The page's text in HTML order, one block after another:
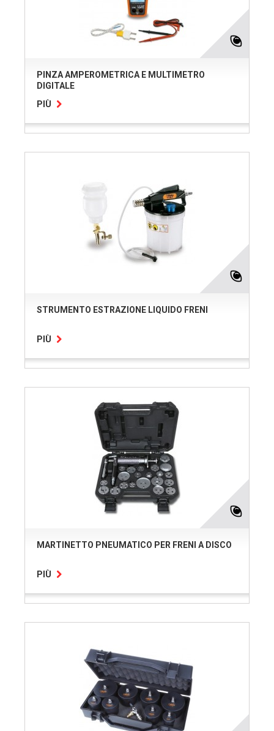
PINZA AMPEROMETRICA E MULTIMETRO
DIGITALE
PIÙ
STRUMENTO ESTRAZIONE LIQUIDO FRENI
PIÙ
MARTINETTO PNEUMATICO PER FRENI A DISCO
PIÙ